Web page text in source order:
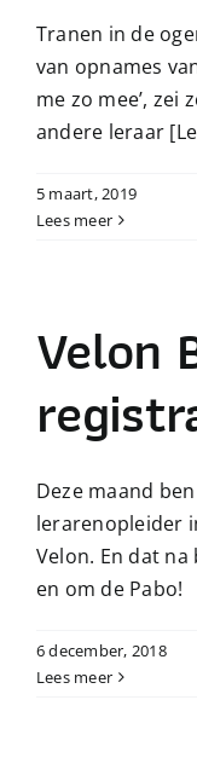
Tranen in de
van opnames
me zo mee’, zei
andere leraar
5 maart, 2019
Lees meer
Velon
Deze maand
lerarenopleider
Velon. En dat
en om de Pabo!
6 december, 2018
Lees meer